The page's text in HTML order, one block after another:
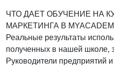
ЧТО ДАЕТ ОБУЧЕНИЕ НА
МАРКЕТИНГА В
Реальные результаты
полученных в нашей школе,
Руководители предприятий